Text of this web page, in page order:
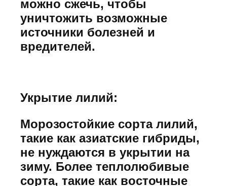
можно сжечь, чтобы
уничтожить возможные
источники болезней и
вредителей.
Укрытие лилий:
Морозостойкие сорта лилий,
такие как азиатские гибриды,
не нуждаются в укрытии на
зиму. Более теплолюбивые
сорта, такие как восточные